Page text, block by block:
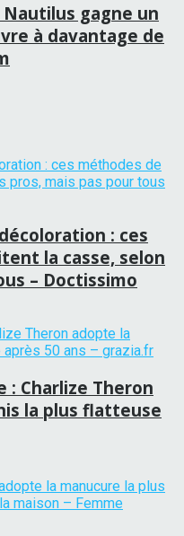
Nautilus gagne un
à davantage de
: ces
la casse, selon
– Doctissimo
: Charlize Theron
la plus flatteuse